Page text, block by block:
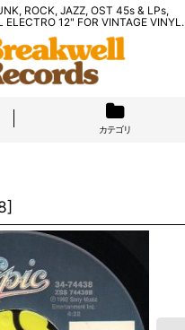
ROCK, JAZZ, OST 45s & LPs,
12" FOR VINTAGE VINYL.
カテゴリ
]